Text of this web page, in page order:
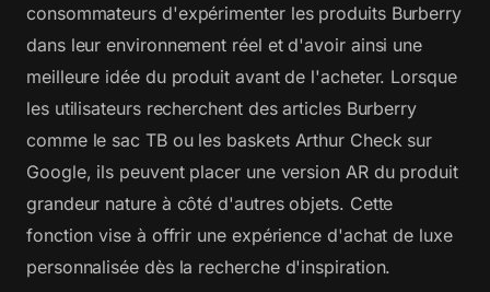
consommateurs d'expérimenter les produits Burberry
dans leur environnement réel et d'avoir ainsi une
meilleure idée du produit avant de l'acheter. Lorsque
les utilisateurs recherchent des articles Burberry
comme le sac TB ou les baskets Arthur Check sur
Google, ils peuvent placer une version AR du produit
grandeur nature à côté d'autres objets. Cette
fonction vise à offrir une expérience d'achat de luxe
personnalisée dès la recherche d'inspiration.